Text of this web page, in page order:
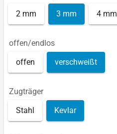
2 mm 3 mm 4 mm
offen/endlos
offen verschweißt
Zugträger
Stahl Kevlar